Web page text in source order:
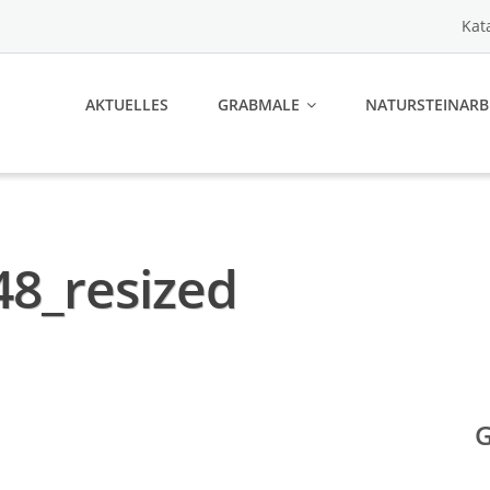
AKTUELLES GRABMALE